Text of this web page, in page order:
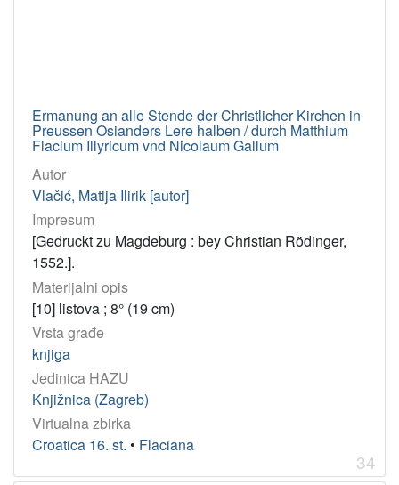
Ermanung an alle Stende der Christlicher Kirchen in
Preussen Osianders Lere halben / durch Matthium
Flacium Illyricum vnd Nicolaum Gallum
Autor
Vlačić, Matija Ilirik [autor]
Impresum
[Gedruckt zu Magdeburg : bey Christian Rödinger,
1552.].
Materijalni opis
[10] listova ; 8° (19 cm)
Vrsta građe
knjiga
Jedinica HAZU
Knjižnica (Zagreb)
Virtualna zbirka
Croatica 16. st. • Flaciana
34